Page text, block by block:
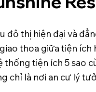
đô thị hiện đại và
thoa giữa tiện ích
tiện ích 5 sao
chỉ là nơi an cư lý